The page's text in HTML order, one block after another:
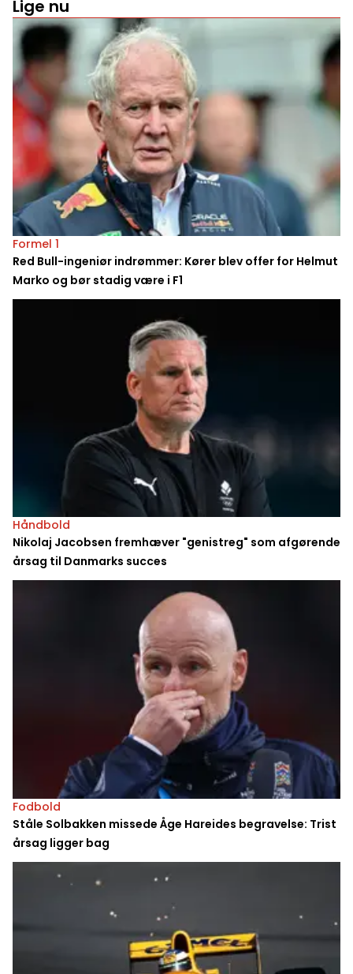
Lige nu
Formel 1
Red Bull-ingeniør indrømmer: Kører blev offer for Helmut
Marko og bør stadig være i F1
Håndbold
Nikolaj Jacobsen fremhæver "genistreg" som afgørende
årsag til Danmarks succes
Fodbold
Ståle Solbakken missede Åge Hareides begravelse: Trist
årsag ligger bag